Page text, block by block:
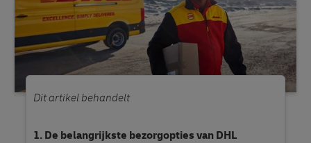
Dit artikel behandelt
De belangrijkste bezorgopties van DHL